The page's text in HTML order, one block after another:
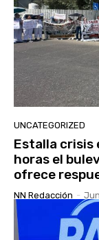
UNCATEGORIZED
Estalla crisis
horas el
ofrece
NN Redacción -